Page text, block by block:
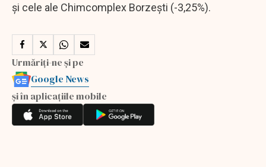
şi cele ale Chimcomplex Borzeşti (-3,25%).
Urmăriți-ne și pe
Google News
și în aplicațiile mobile